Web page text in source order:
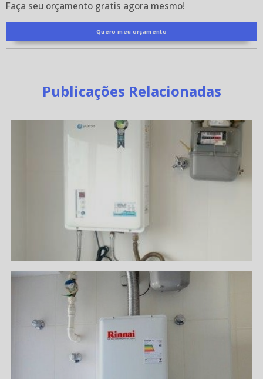
Faça seu orçamento gratis agora mesmo!
Quero meu orçamento
Publicações Relacionadas